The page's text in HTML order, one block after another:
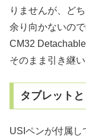
りませんが、ど
余り向かないの
CM32
そのまま引き継い
タブレット
USIペンが付属し